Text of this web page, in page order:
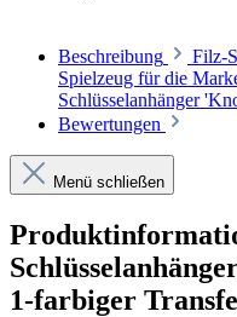
Beschreibung
Filz-
Spielzeug für die
Schlüsselanhänger
Bewertungen
Menü schließen
1-farbiger